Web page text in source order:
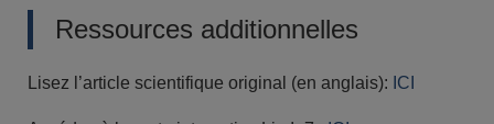
Ressources additionnelles
Lisez l’article scientifique original (en anglais): ICI